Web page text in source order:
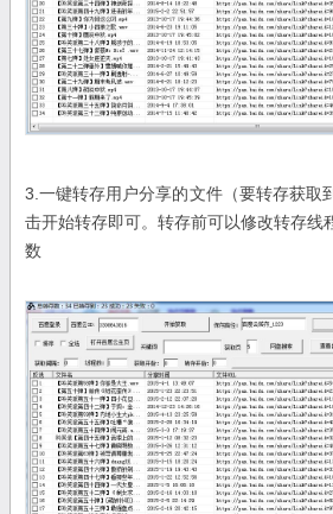
3.一键转存用户分享的文件（要转存获取
击开始转存即可。转存前可以修改转存线
数